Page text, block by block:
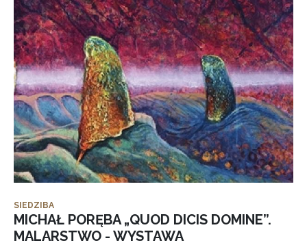
SIEDZIBA
MICHAŁ PORĘBA „QUOD DICIS DOMINE”.
MALARSTWO - WYSTAWA